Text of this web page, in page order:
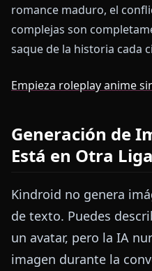
romance maduro, el
complejas son
saque de la historia cada
Empieza roleplay anime
Generación de
Está en Otra Liga
Kindroid no genera
de texto. Puedes
un avatar, pero la IA
imagen durante la